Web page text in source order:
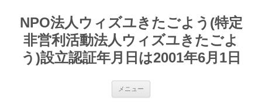
テ
ンNPO法人ウィズユきたごよう(特定
非営利活動法人ウィズユきたごよ
う)設立認証年月日は2001年6月1日
メニュー